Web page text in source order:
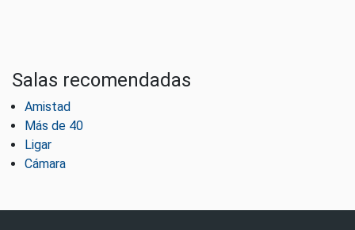
Salas recomendadas
Amistad
Más de 40
Ligar
Cámara